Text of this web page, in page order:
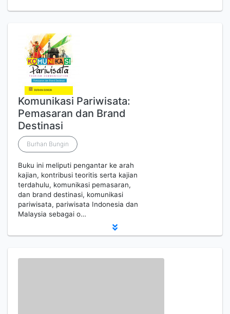
Komunikasi Pariwisata:
Pemasaran dan Brand
Destinasi
Burhan Bungin
Buku ini meliputi pengantar ke arah
kajian, kontribusi teoritis serta kajian
terdahulu, komunikasi pemasaran,
dan brand destinasi, komunikasi
pariwisata, pariwisata Indonesia dan
Malaysia sebagai o…